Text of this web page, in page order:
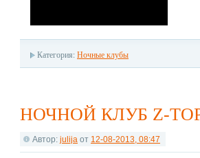
Категория: Ночные клубы
НОЧНОЙ КЛУБ Z-
Автор: julija от 12-08-2013, 08:47